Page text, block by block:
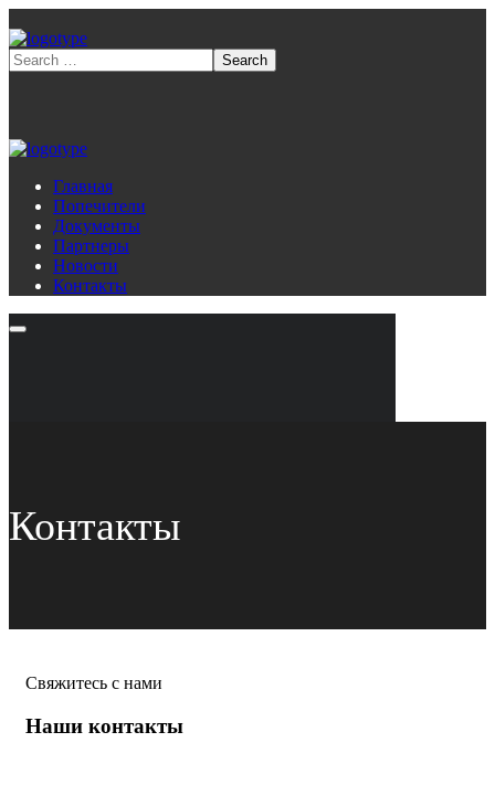
Главная
Попечители
Документы
Партнеры
Новости
Контакты
Контакты
Свяжитесь с нами
Наши контакты